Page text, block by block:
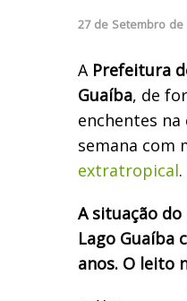
27 de Setembro de
A Prefeitura
Guaíba, de
enchentes
semana com
extratropical.
A situação
Lago Guaíba
anos. O leito